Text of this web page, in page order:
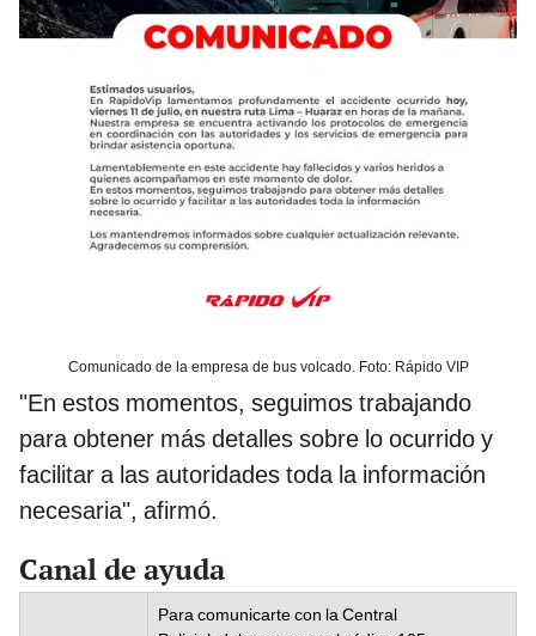
Comunicado de la empresa de bus volcado. Foto: Rápido VIP
"En estos momentos, seguimos trabajando
para obtener más detalles sobre lo ocurrido y
facilitar a las autoridades toda la información
necesaria", afirmó.
Canal de ayuda
Para comunicarte con la Central